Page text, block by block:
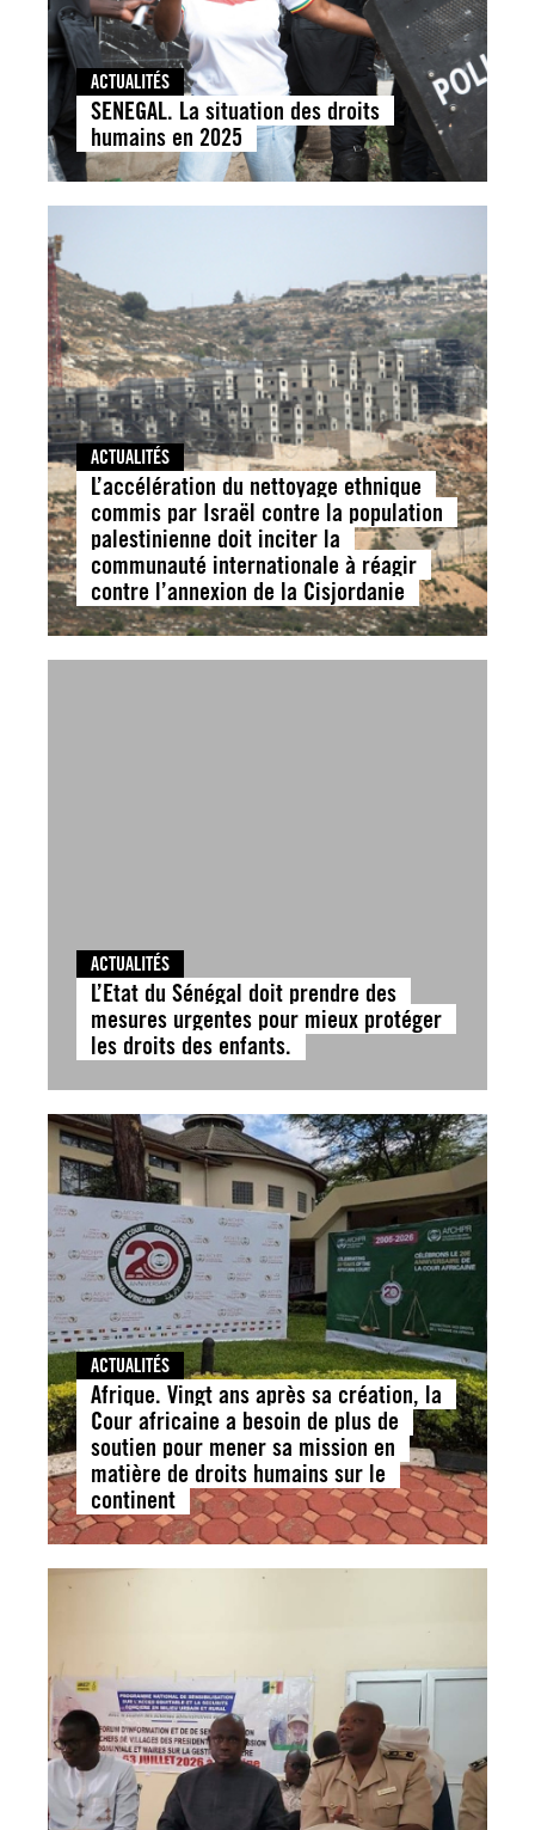
ACTUALITÉS
SENEGAL. La situation des droits
humains en 2025
ACTUALITÉS
L’accélération du nettoyage ethnique
commis par Israël contre la population
palestinienne doit inciter la
communauté internationale à réagir
contre l’annexion de la Cisjordanie
ACTUALITÉS
L’Etat du Sénégal doit prendre des
mesures urgentes pour mieux protéger
les droits des enfants.
ACTUALITÉS
Afrique. Vingt ans après sa création, la
Cour africaine a besoin de plus de
soutien pour mener sa mission en
matière de droits humains sur le
continent